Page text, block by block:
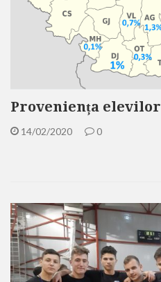
Proveniența elevilor
14/02/2020 0